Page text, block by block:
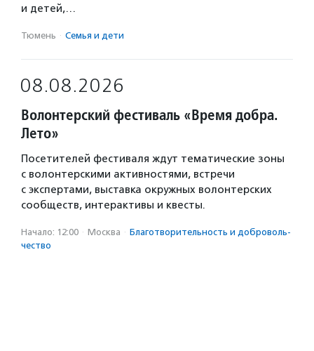
и детей,…
Тюмень · Семья и дети
08.08.2026
Волонтерский фестиваль «Время добра.
Лето»
Посетителей фестиваля ждут тематические зоны
с волонтерскими активностями, встречи
с экспертами, выставка окружных волонтерских
сообществ, интерактивы и квесты.
Начало: 12:00 · Москва · Благотвори­тель­ность и доброволь­
чест­во